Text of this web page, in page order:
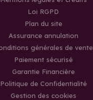
Loi RGPD
Plan du site
Assurance annulation
générales de vente
Paiement sécurisé
Garantie Financière
Politique de Confidentialité
Gestion des cookies